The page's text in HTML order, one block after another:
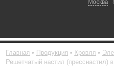
Москва
Главная Продукция Кровля
Решетчатый настил (пресснастил)